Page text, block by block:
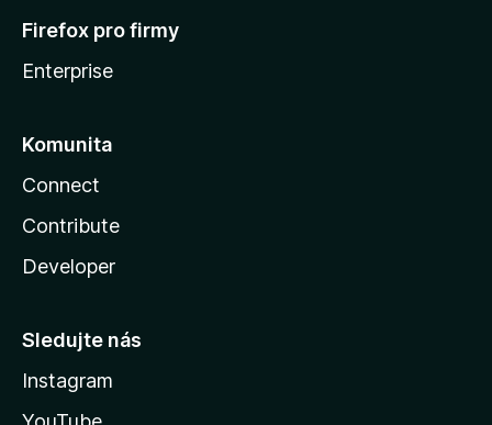
Firefox pro firmy
Enterprise
Komunita
Connect
Contribute
Developer
Sledujte nás
Instagram